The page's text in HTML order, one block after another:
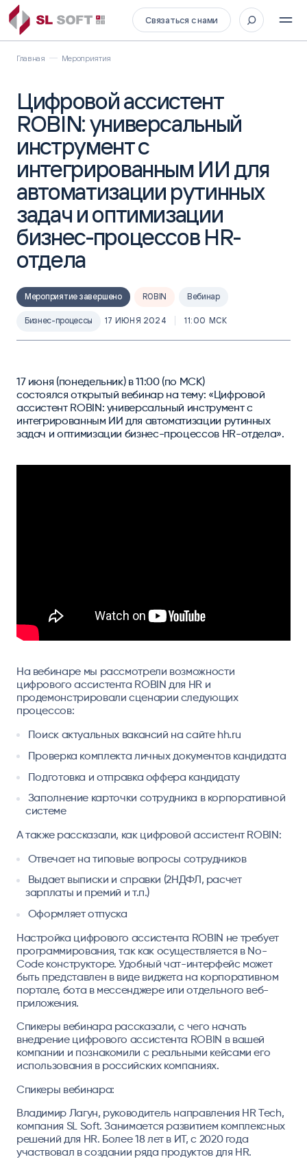
Связаться с нами
Главная Мероприятия
Цифровой ассистент
ROBIN: универсальный
инструмент с
интегрированным ИИ для
автоматизации рутинных
задач и оптимизации
бизнес-процессов HR-
отдела
Мероприятие завершено ROBIN Вебинар
Бизнес-процессы 17 ИЮНЯ 2024 11:00 МСК
17 июня (понедельник) в 11:00 (по МСК)
состоялся открытый вебинар на тему: «Цифровой
ассистент ROBIN: универсальный инструмент с
интегрированным ИИ для автоматизации рутинных
задач и оптимизации бизнес-процессов HR-отдела».
На вебинаре мы рассмотрели возможности
цифрового ассистента ROBIN для HR и
продемонстрировали сценарии следующих
процессов:
Поиск актуальных вакансий на сайте hh.ru
Проверка комплекта личных документов кандидата
Подготовка и отправка оффера кандидату
Заполнение карточки сотрудника в корпоративной
системе
А также рассказали, как цифровой ассистент ROBIN:
Отвечает на типовые вопросы сотрудников
Выдает выписки и справки (2НДФЛ, расчет
зарплаты и премий и т.п.)
Оформляет отпуска
Настройка цифрового ассистента ROBIN не требует
программирования, так как осуществляется в No-
Code конструкторе. Удобный чат-интерфейс может
быть представлен в виде виджета на корпоративном
портале, бота в мессенджере или отдельного веб-
приложения.
Спикеры вебинара рассказали, с чего начать
внедрение цифрового ассистента ROBIN в вашей
компании и познакомили с реальными кейсами его
использования в российских компаниях.
Спикеры вебинара:
Владимир Лагун, руководитель направления HR Tech,
компания SL Soft. Занимается развитием комплексных
решений для HR. Более 18 лет в ИТ, с 2020 года
участвовал в создании ряда продуктов для HR.